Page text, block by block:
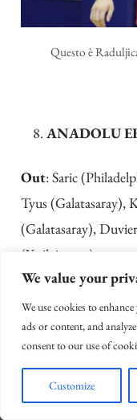
We value your
We use cookies to
ads or content, and
consent to our use of
Customize
Questo è
ANADOLU
Out: Saric
Tyus (Galatasaray),
(Galatasaray),
(Yesilgiresun).
Honeycutt
(Pinar).
Quintetto: